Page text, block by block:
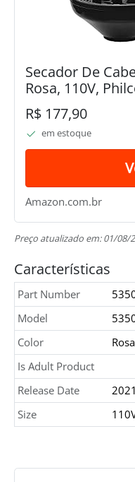
Secador De
Rosa, 110V,
R$ 177,90
em estoque
Amazon.com.br
Preço atualizado em:01/08/
Características
Part Number
Model
Color
Rosa
Is Adult Product
Release Date
Size